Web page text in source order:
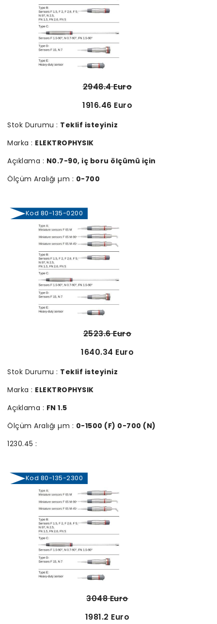
2948.4 Euro
1916.46 Euro
Stok Durumu : Teklif isteyiniz
Marka : ELEKTROPHYSIK
Açıklama : N0.7-90, iç boru ölçümü için
Ölçüm Aralığı µm : 0-700
Kod 80-135-0200
2523.6 Euro
1640.34 Euro
Stok Durumu : Teklif isteyiniz
Marka : ELEKTROPHYSIK
Açıklama : FN 1.5
Ölçüm Aralığı µm : 0-1500 (F) 0-700 (N)
1230.45 :
Kod 80-135-2300
3048 Euro
1981.2 Euro